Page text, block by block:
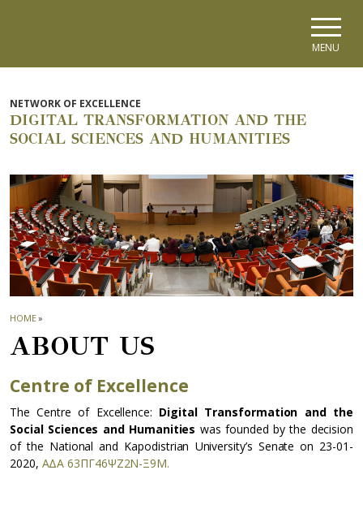
MENU
NETWORK OF EXCELLENCE
DIGITAL TRANSFORMATION AND THE
SOCIAL SCIENCES AND HUMANITIES
HOME»
ABOUT US
Centre of Excellence
The Centre of Excellence: Digital Transformation and the
Social Sciences and Humanities was founded by the decision
of the National and Kapodistrian University’s Senate on 23-01-
2020, ΑΔΑ 63ΠΓ46ΨΖ2Ν-Ξ9Μ.